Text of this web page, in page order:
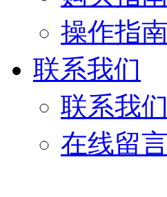
操作指南
联系我们
联系我们
在线留言